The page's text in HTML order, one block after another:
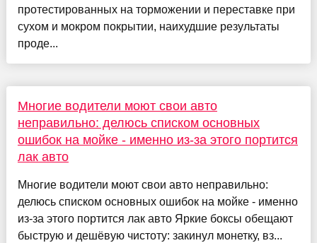
протестированных на торможении и переставке при
сухом и мокром покрытии, наихудшие результаты
проде...
Многие водители моют свои авто
неправильно: делюсь списком основных
ошибок на мойке - именно из-за этого портится
лак авто
Многие водители моют свои авто неправильно:
делюсь списком основных ошибок на мойке - именно
из-за этого портится лак авто Яркие боксы обещают
быструю и дешёвую чистоту: закинул монетку, вз...